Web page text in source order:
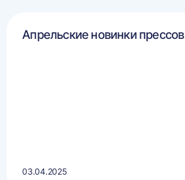
Апрельские новинки прессов
03.04.2025